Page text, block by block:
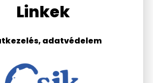
Linkek
adatvédelem